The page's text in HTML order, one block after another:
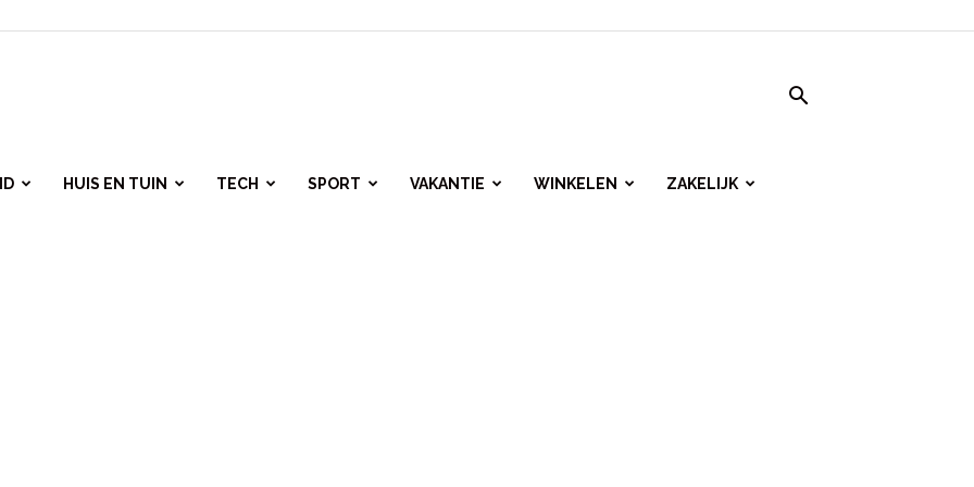
HUIS EN TUIN TECH SPORT VAKANTIE WINKELEN ZAKELIJK